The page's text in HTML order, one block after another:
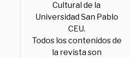
Cultural de la
Universidad San Pablo
CEU.
Todos los contenidos de
la revista son